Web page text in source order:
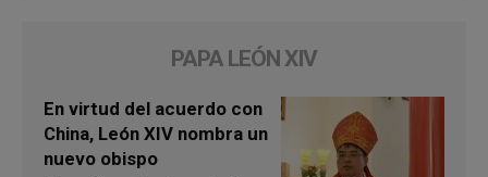
PAPA LEÓN XIV
En virtud del acuerdo con
China, León XIV nombra un
nuevo obispo